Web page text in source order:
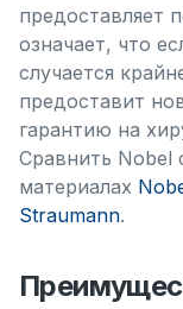
предоставляет
означает, что
случается
предоставит
гарантию на
Сравнить Nobel
материалах
Straumann.